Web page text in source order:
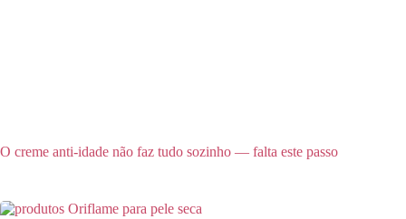
O creme anti-idade não faz tudo sozinho — falta este passo